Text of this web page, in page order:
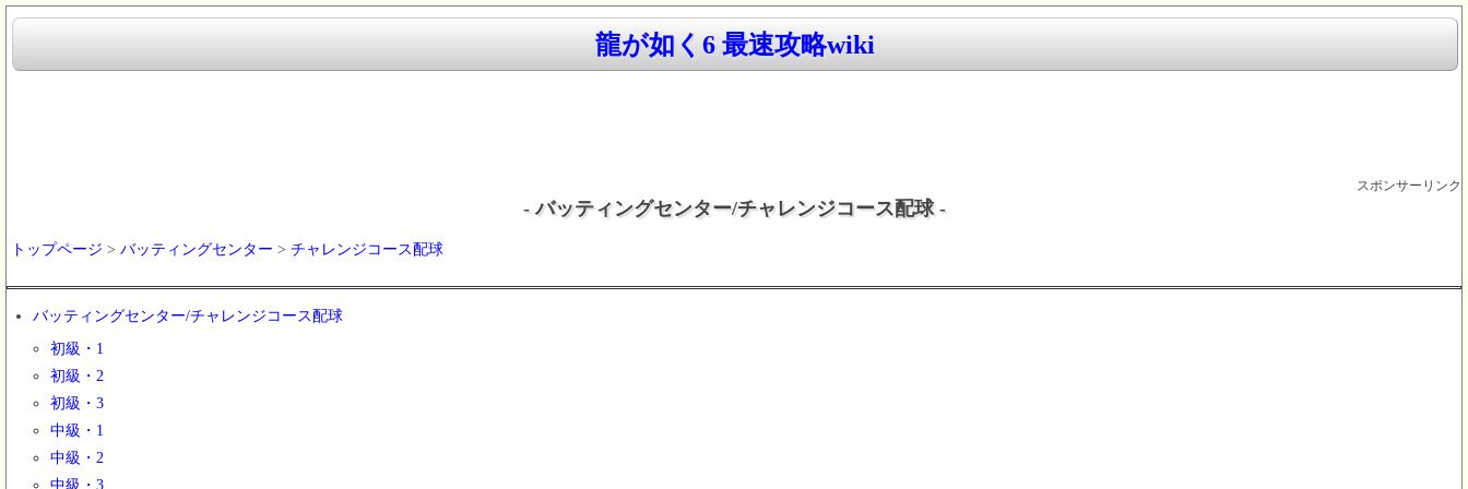
龍が如く6 最速攻略wiki
スポンサーリンク
- バッティングセンター/チャレンジコース配球 -
トップページ > バッティングセンター > チャレンジコース配球
バッティングセンター/チャレンジコース配球
初級・1
初級・2
初級・3
中級・1
中級・2
中級・3